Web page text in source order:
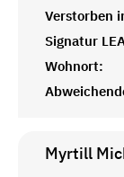
Verstorben
Signatur
Wohnort:
Myrtill